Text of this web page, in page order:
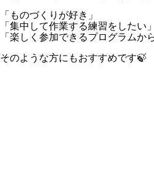
「ものづくりが好き」
「集中して作業する練習をしたい」
「楽しく参加できるプログラムか
そのような方にもおすすめです🍃